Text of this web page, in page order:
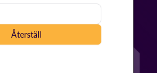
Återställ